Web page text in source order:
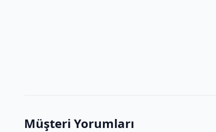
Müşteri Yorumları